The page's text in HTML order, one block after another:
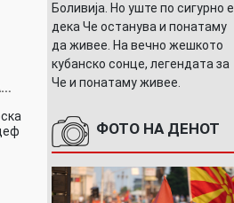
Боливија. Но уште по сигурно е
дека Че останува и понатаму
да живее. На вечно жешкото
кубанско сонце, легендата за
Че и понатаму живее.
ФОТО НА ДЕНОТ